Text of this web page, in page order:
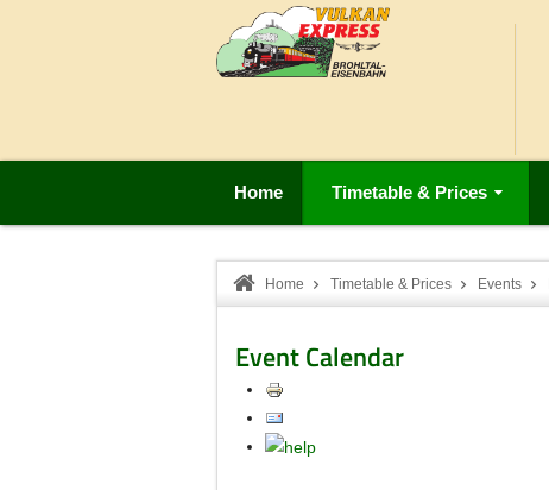
Home Timetable & Prices
Home Timetable & Prices Events
Event Calendar